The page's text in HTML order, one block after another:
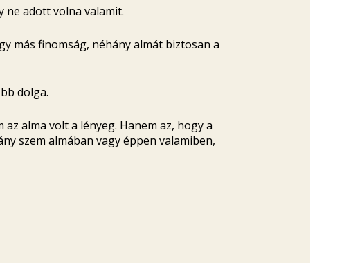
ne adott volna valamit.
más finomság, néhány almát biztosan a
dolga.
alma volt a lényeg. Hanem az, hogy a
szem almában vagy éppen valamiben,